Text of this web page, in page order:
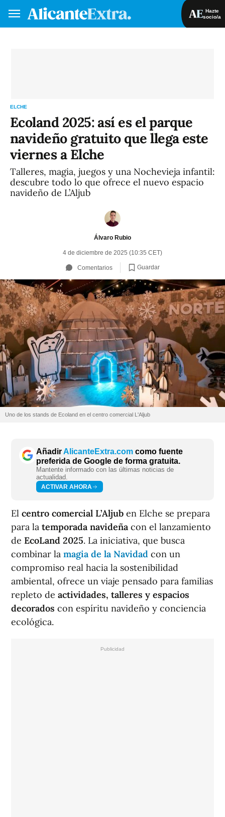
Hazte
socio/a
ELCHE
Ecoland 2025: así es el parque
navideño gratuito que llega este
viernes a Elche
Talleres, magia, juegos y una Nochevieja infantil:
descubre todo lo que ofrece el nuevo espacio
navideño de L’Aljub
Álvaro Rubio
4 de diciembre de 2025 (10:35 CET)
Comentarios Guardar
Uno de los stands de Ecoland en el centro comercial L'Aljub
AñadirAlicanteExtra.com como fuente
preferida de Google de forma gratuita.
Mantente informado con las últimas noticias de
actualidad.
ACTIVAR AHORA
El centro comercial L’Aljub en Elche se prepara
para la temporada navideña con el lanzamiento
de EcoLand 2025. La iniciativa, que busca
combinar la magia de la Navidad con un
compromiso real hacia la sostenibilidad
ambiental, ofrece un viaje pensado para familias
repleto de actividades, talleres y espacios
decorados con espíritu navideño y conciencia
ecológica.